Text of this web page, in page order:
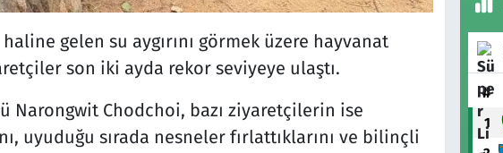
gelen su aygırını görmek üzere hayvanat
son iki ayda rekor seviyeye ulaştı.
Narongwit Chodchoi, bazı ziyaretçilerin ise
uyuduğu sırada nesneler fırlattıklarını ve bilinçli
#
1